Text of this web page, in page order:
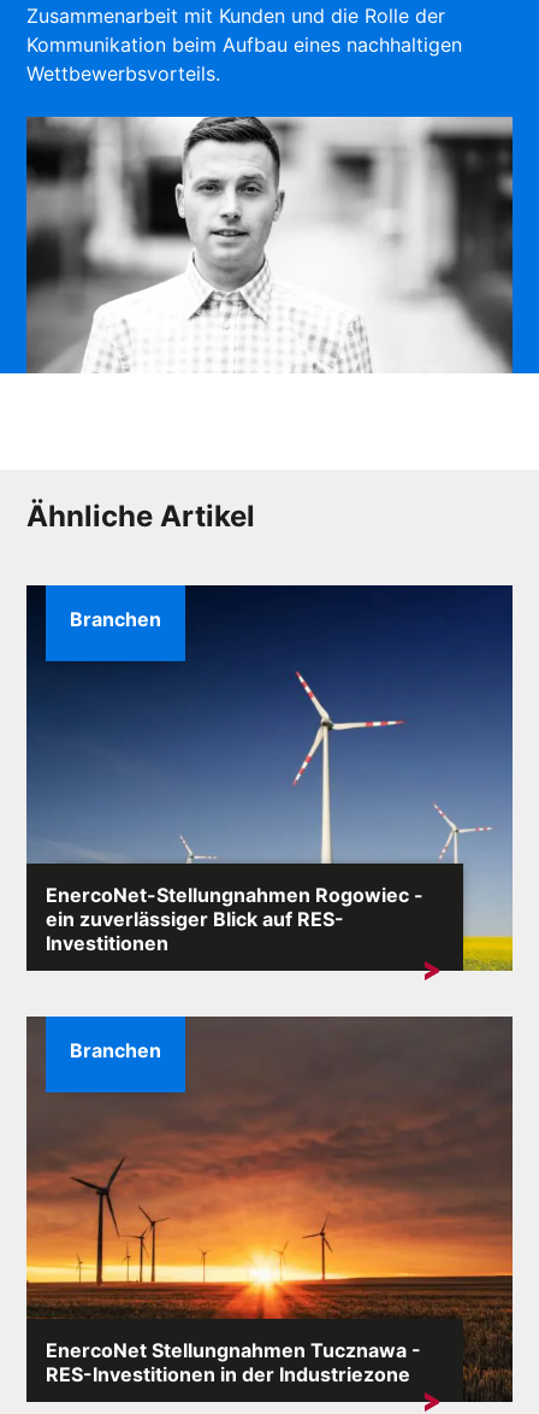
Zusammenarbeit mit Kunden und die Rolle der
Kommunikation beim Aufbau eines nachhaltigen
Wettbewerbsvorteils.
Ähnliche Artikel
EnercoNet-Stellungnahmen Rogowiec -
ein zuverlässiger Blick auf RES-
Investitionen
Die Formulierung „EnercoNet Meinungen Rogowiec”
Branchen
EnercoNet Stellungnahmen Tucznawa -
RES-Investitionen in der Industriezone
Das Schlüsselwort „EnercoNet Meinungen Tucznawa”
Branchen